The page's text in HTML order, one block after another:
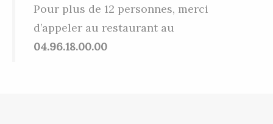
Pour plus de 12 personnes, merci
d’appeler au restaurant au
04.96.18.00.00